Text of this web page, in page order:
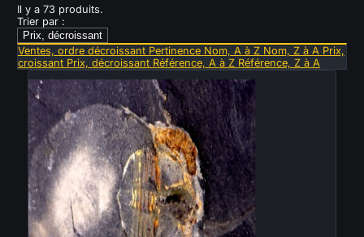
Il y a 73 produits.
Trier par :
Prix, décroissant
Ventes, ordre décroissant Pertinence Nom, A à Z Nom, Z à A Prix,
croissant Prix, décroissant Référence, A à Z Référence, Z à A
Nouveau